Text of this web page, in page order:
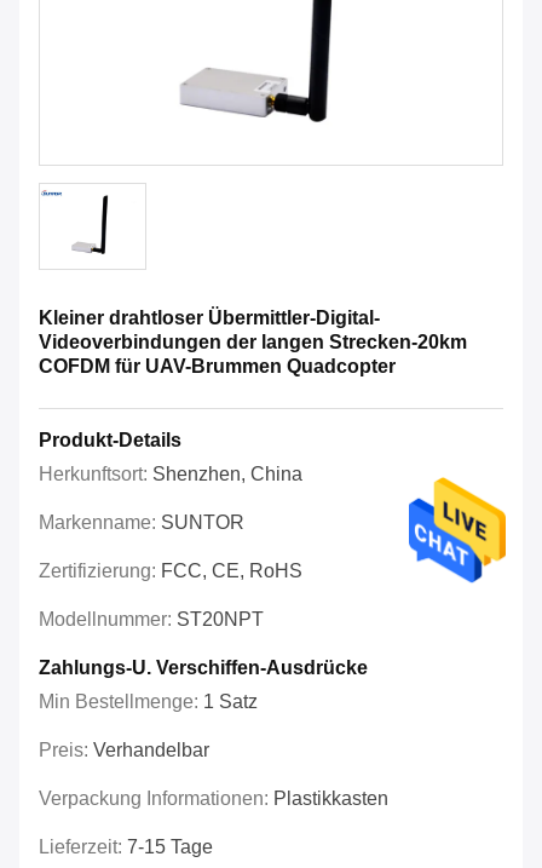
Kleiner drahtloser Übermittler-Digital-
Videoverbindungen der langen Strecken-20km
COFDM für UAV-Brummen Quadcopter
Produkt-Details
Herkunftsort: Shenzhen, China
Markenname: SUNTOR
Zertifizierung: FCC, CE, RoHS
Modellnummer: ST20NPT
Zahlungs-U. Verschiffen-Ausdrücke
Min Bestellmenge: 1 Satz
Preis: Verhandelbar
Verpackung Informationen: Plastikkasten
Lieferzeit: 7-15 Tage